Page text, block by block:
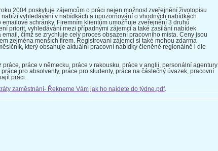
2004 poskytuje zájemcům o práci nejen možnost zveřejnění životopisu
vyhledávání v nabídkách a upozorňování o vhodných nabídkách
schránky. Firemním klientům umožňuje zveřejnění 3 druhů
priorit, vyhledávání mezi případnými zájemci a také zasílání nabídek
email, čímž se zrychluje celý proces obsazení pracovního místa. Ceny jsou
zejména menších firem. Registrovaní zájemci si také mohou zdarma
který obsahuje aktuální pracovní nabídky členěné regionálně i dle
práce, práce v německu, práce v rakousku, práce v anglii, personální agentury
pro absolventy, práce pro studenty, práce na částečný úvazek, pracovní
práci.
zaměstnání- Řekneme Vám jak ho najdete do týdne.pdf.